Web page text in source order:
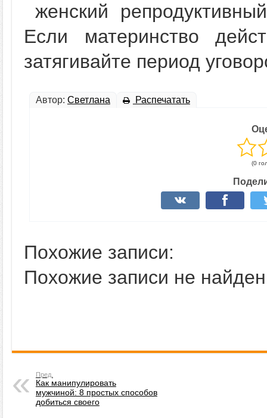
женский
Если материнство
затягивайте период
Автор: Светлана Распечатать
(0
Похожие записи:
Похожие записи не
Пред.
Как манипулировать
мужчиной: 8 простых способов
добиться своего